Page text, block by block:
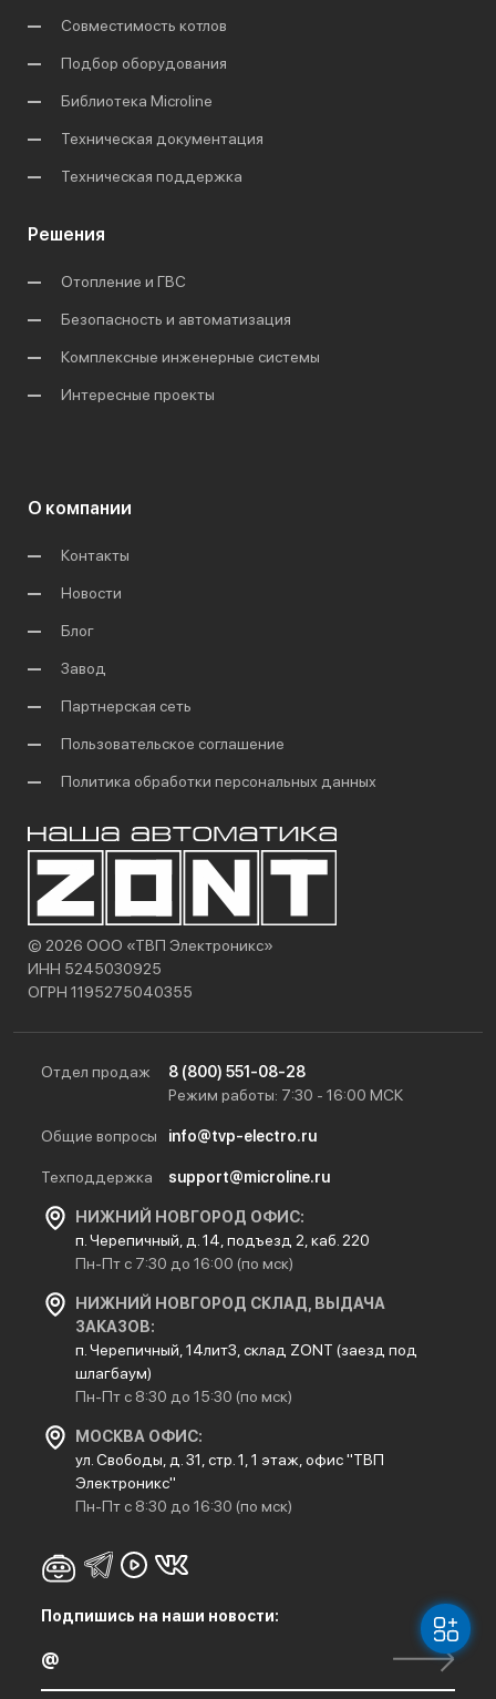
Совместимость котлов
Подбор оборудования
Библиотека Microline
Техническая документация
Техническая поддержка
Решения
Отопление и ГВС
Безопасность и автоматизация
Комплексные инженерные системы
Интересные проекты
О компании
Контакты
Новости
Блог
Завод
Партнерская сеть
Пользовательское соглашение
Политика обработки персональных данных
© 2026 ООО «ТВП Электроникс»
ИНН 5245030925
ОГРН 1195275040355
Отдел продаж
8 (800) 551-08-28
Режим работы: 7:30 - 16:00 МСК
Общие вопросы info@tvp-electro.ru
Техподдержка support@microline.ru
НИЖНИЙ НОВГОРОД ОФИС:
п. Черепичный, д. 14, подъезд 2, каб. 220
Пн-Пт с 7:30 до 16:00 (по мск)
НИЖНИЙ НОВГОРОД СКЛАД, ВЫДАЧА
ЗАКАЗОВ:
п. Черепичный, 14лит3, склад ZONT (заезд под
шлагбаум)
Пн-Пт с 8:30 до 15:30 (по мск)
МОСКВА ОФИС:
ул. Свободы, д. 31, стр. 1, 1 этаж, офис "ТВП
Электроникс"
Пн-Пт с 8:30 до 16:30 (по мск)
Подпишись на наши новости: